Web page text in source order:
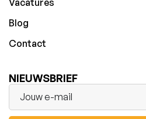
Blog
Contact
NIEUWSBRIEF